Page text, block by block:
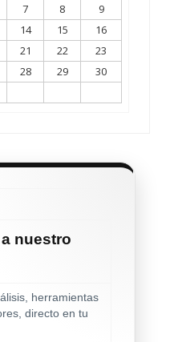
7 8
9
14 15
16
21 22
23
28 29
30
a nuestro
herramientas
directo en tu